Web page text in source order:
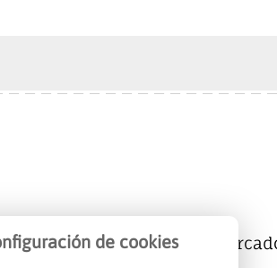
Empresas
de cookies